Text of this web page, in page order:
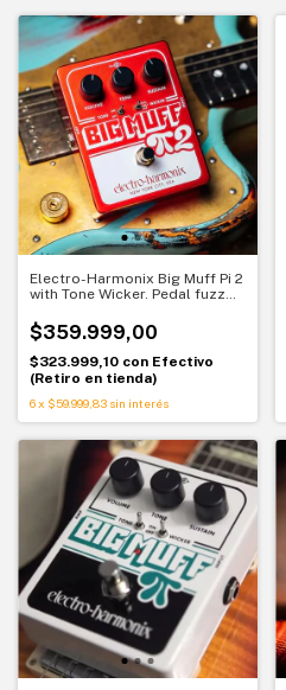
Electro-Harmonix Big Muff Pi 2
with Tone Wicker. Pedal fuzz
$359.999,00
$323.999,10 con Efectivo
(Retiro en tienda)
6x $59.999,83 sin interés